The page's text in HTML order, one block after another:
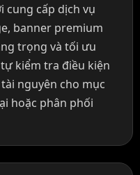
cung cấp dịch vụ
banner premium
trọng và tối ưu
kiểm tra điều kiện
nguyên cho mục
hoặc phân phối